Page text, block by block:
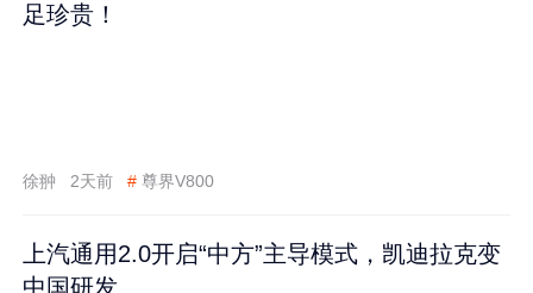
足珍贵！
徐翀 2天前 # 尊界V800
上汽通用2.0开启“中方”主导模式，凯迪拉克变
中国研发